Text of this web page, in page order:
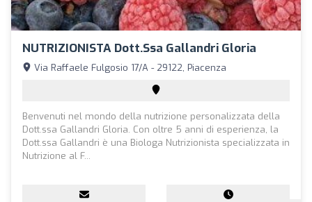
NUTRIZIONISTA Dott.ssa Gallandri Gloria
Via Raffaele Fulgosio 17/A - 29122, Piacenza
Benvenuti nel mondo della nutrizione personalizzata della
Dott.ssa Gallandri Gloria. Con oltre 5 anni di esperienza, la
Dott.ssa Gallandri è una Biologa Nutrizionista specializzata in
Nutrizione al F...